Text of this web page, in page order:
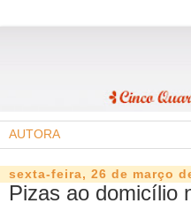
sexta-feira, 26 de março
Pizas ao domicílio